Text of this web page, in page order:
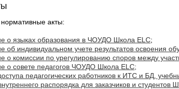
акты:
о языках образования в ЧОУДО Школа ELC;
об индивидуальном учете результатов освоения
о комиссии по урегулированию споров между
о совете педагогов ЧОУДО Школа ELC;
педагогических работников к ИТС и БД,
распорядка для заказчиков и студентов